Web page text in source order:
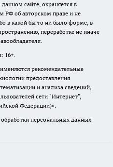
сайте, охраняется в
РФ об авторском праве и не
в какой бы то ни было форме, в
переработке не иначе
16+.
рекомендательные
предоставления
и анализа сведений,
сети "Интернет",
Федерации)».
персональных данных